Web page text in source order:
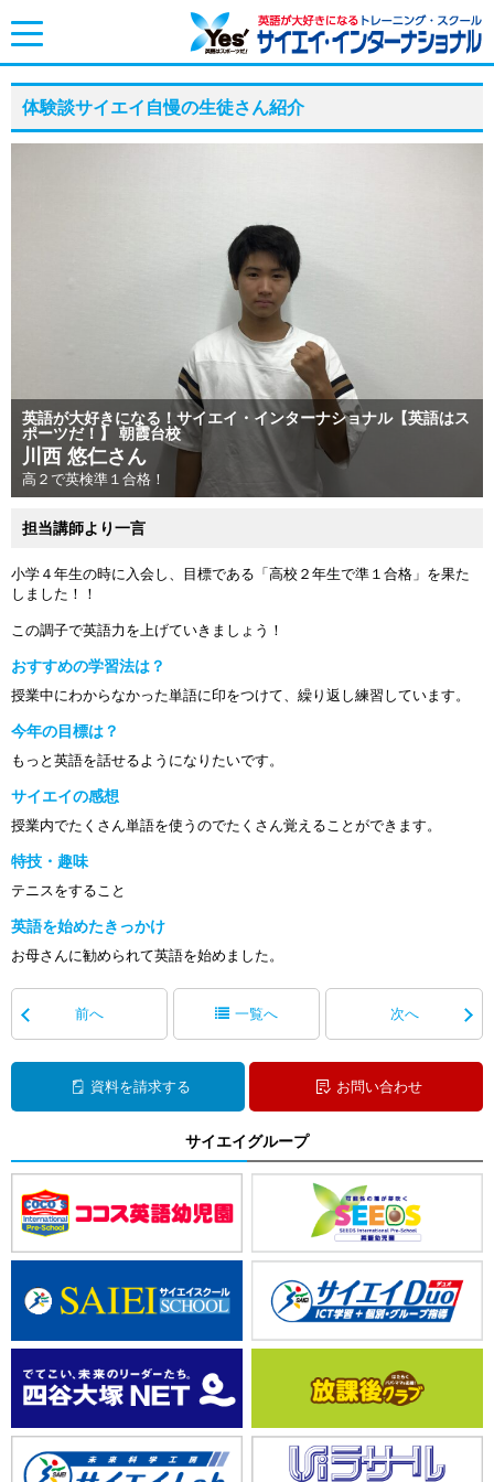
toggle
体験談サイエイ自慢の生徒さん紹介
英語が大好きになる！サイエイ・インターナショナル【英語はス
ポーツだ！】 朝霞台校
川西 悠仁さん
高２で英検準１合格！
担当講師より一言
小学４年生の時に入会し、目標である「高校２年生で準１合格」を果た
しました！！
この調子で英語力を上げていきましょう！
おすすめの学習法は？
授業中にわからなかった単語に印をつけて、繰り返し練習しています。
今年の目標は？
もっと英語を話せるようになりたいです。
サイエイの感想
授業内でたくさん単語を使うのでたくさん覚えることができます。
特技・趣味
テニスをすること
英語を始めたきっかけ
お母さんに勧められて英語を始めました。
前へ 一覧へ 次へ
資料を請求する お問い合わせ
サイエイグループ